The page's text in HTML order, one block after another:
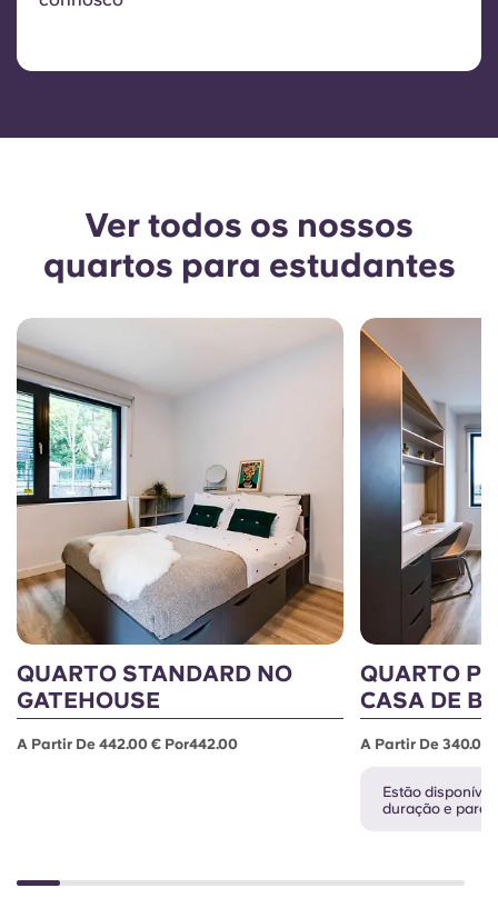
Ver todos os nossos
quartos para estudantes
QUARTO STANDARD NO
GATEHOUSE
A Partir De 442.00 € Por442.00
QUARTO
CASA DE
A Partir De 340.00
Estão
duração e para